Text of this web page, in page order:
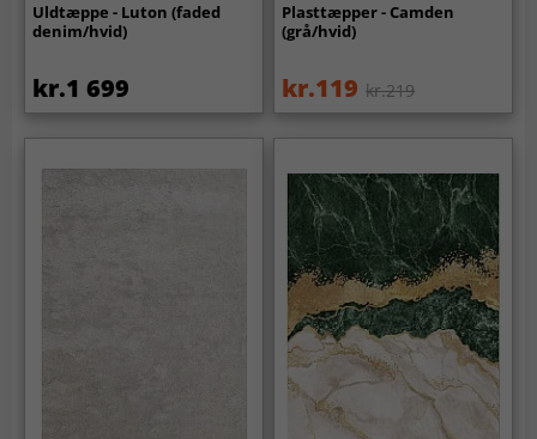
Uldtæppe - Luton (faded
denim/hvid)
kr.1 699
Plasttæpper - Camden
(grå/hvid)
kr.119 kr.219